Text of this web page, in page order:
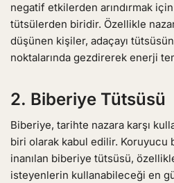
negatif etkilerden arındırmak
tütsülerden biridir. Özellikle
düşünen kişiler, adaçayı
noktalarında gezdirerek enerji
2. Biberiye Tütsüsü
Biberiye, tarihte nazara karşı
biri olarak kabul edilir. Koruyucu
inanılan biberiye tütsüsü,
isteyenlerin kullanabileceği en